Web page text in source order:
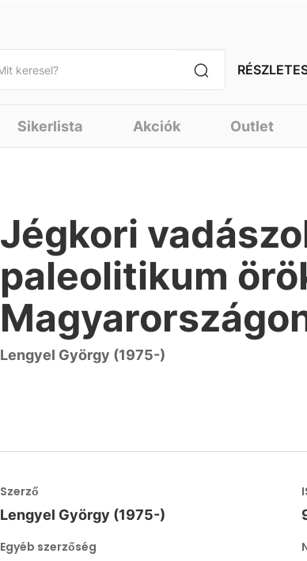
Sikerlista Akciók Outlet
Jégkori
paleolitikum
Lengyel György (1975-)
Szerző
Lengyel György (1975-)
Egyéb szerzőség